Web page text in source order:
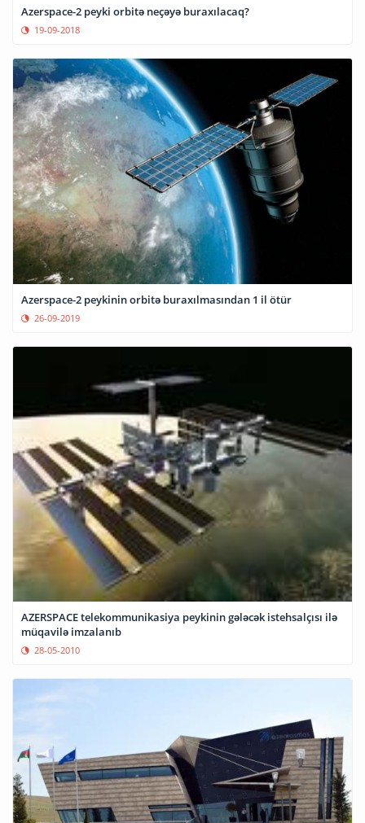
Azerspace-2 peyki orbitə neçəyə buraxılacaq?
19-09-2018
Azerspace-2 peykinin orbitə buraxılmasından 1 il ötür
26-09-2019
AZERSPACE telekommunikasiya peykinin gələcək istehsalçısı ilə
müqavilə imzalanıb
28-05-2010